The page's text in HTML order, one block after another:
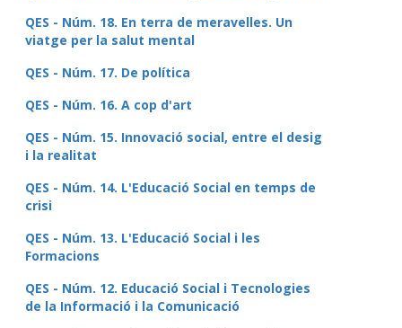
QES - Núm. 18. En terra de meravelles. Un
viatge per la salut mental
QES - Núm. 17. De política
QES - Núm. 16. A cop d'art
QES - Núm. 15. Innovació social, entre el desig
i la realitat
QES - Núm. 14. L'Educació Social en temps de
crisi
QES - Núm. 13. L'Educació Social i les
Formacions
QES - Núm. 12. Educació Social i Tecnologies
de la Informació i la Comunicació